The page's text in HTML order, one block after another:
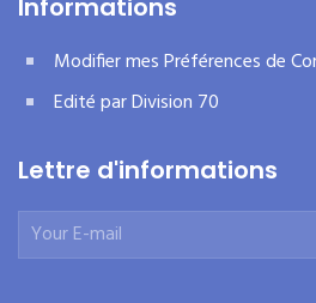
Informations
Modifier mes Préférences de
Edité par Division 70
Lettre d'informations